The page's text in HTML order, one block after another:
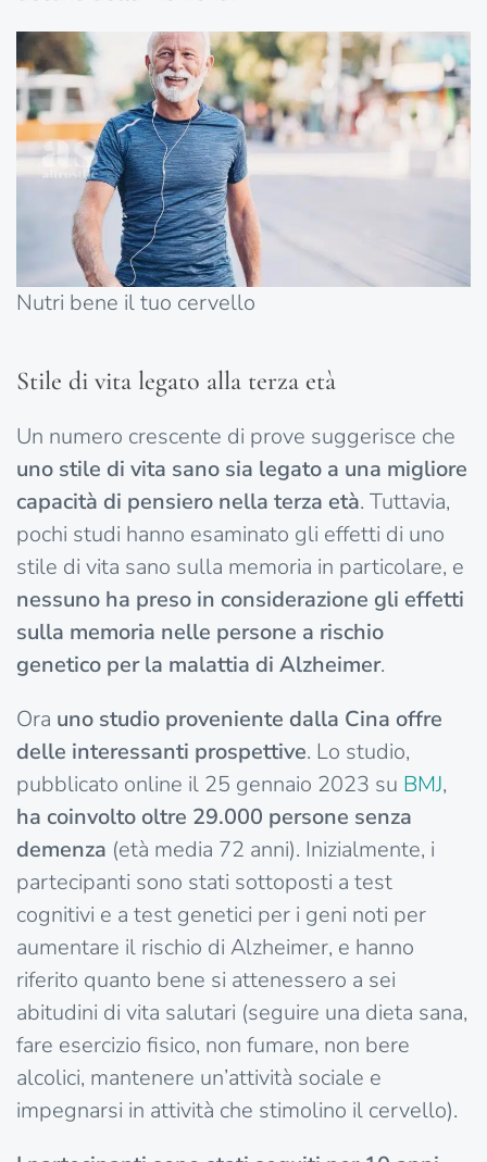
Nutri bene il tuo cervello
Stile di vita legato alla terza età
Un numero crescente di prove suggerisce che
uno stile di vita sano sia legato a una migliore
capacità di pensiero nella terza età. Tuttavia,
pochi studi hanno esaminato gli effetti di uno
stile di vita sano sulla memoria in particolare, e
nessuno ha preso in considerazione gli effetti
sulla memoria nelle persone a rischio
genetico per la malattia di Alzheimer.
Ora uno studio proveniente dalla Cina offre
delle interessanti prospettive. Lo studio,
pubblicato online il 25 gennaio 2023 su BMJ,
ha coinvolto oltre 29.000 persone senza
demenza (età media 72 anni). Inizialmente, i
partecipanti sono stati sottoposti a test
cognitivi e a test genetici per i geni noti per
aumentare il rischio di Alzheimer, e hanno
riferito quanto bene si attenessero a sei
abitudini di vita salutari (seguire una dieta sana,
fare esercizio fisico, non fumare, non bere
alcolici, mantenere un’attività sociale e
impegnarsi in attività che stimolino il cervello).